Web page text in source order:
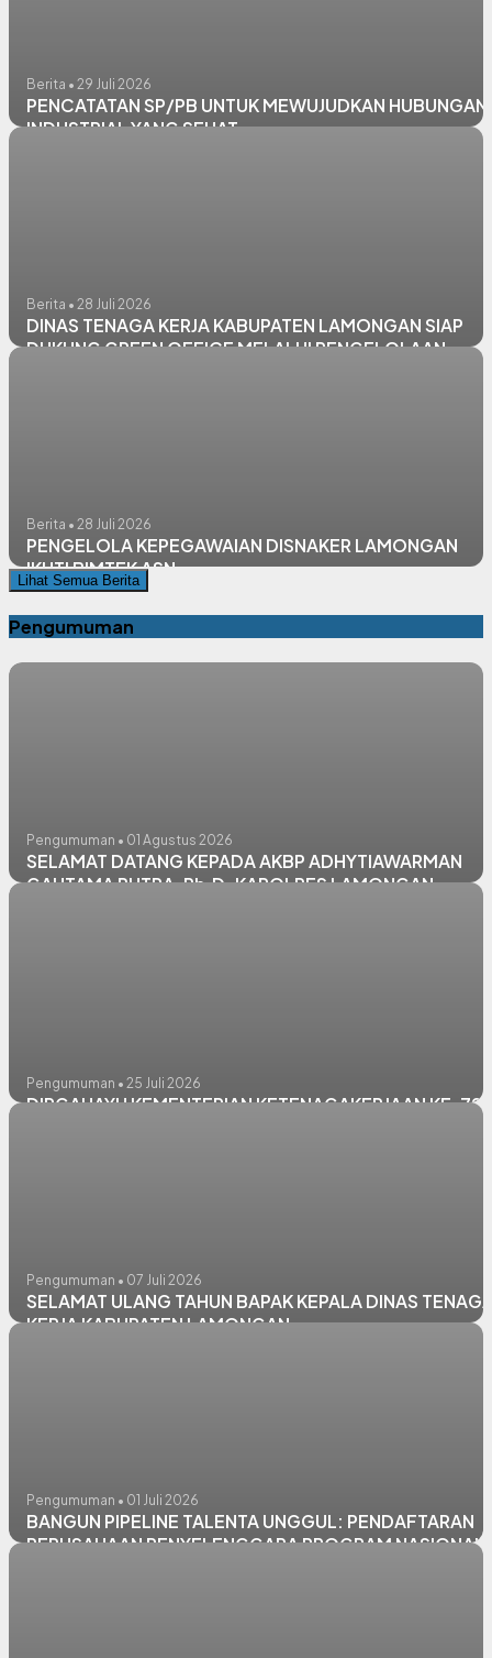
Berita • 29 Juli 2026
PENCATATAN SP/PB UNTUK MEWUJUDKAN HUBUNGAN
INDUSTRIAL YANG SEHAT
Berita • 28 Juli 2026
DINAS TENAGA KERJA KABUPATEN LAMONGAN SIAP
DUKUNG GREEN OFFICE MELALUI PENGELOLAAN
Berita • 28 Juli 2026
PENGELOLA KEPEGAWAIAN DISNAKER LAMONGAN
IKUTI BIMTEK ASN
Lihat Semua Berita
Pengumuman
Pengumuman • 01 Agustus 2026
SELAMAT DATANG KEPADA AKBP ADHYTIAWARMAN
GAUTAMA PUTRA, Ph.D. KAPOLRES LAMONGAN
Pengumuman • 25 Juli 2026
DIRGAHAYU KEMENTERIAN KETENAGAKERJAAN KE-79
Pengumuman • 07 Juli 2026
SELAMAT ULANG TAHUN BAPAK KEPALA DINAS
KERJA KABUPATEN LAMONGAN
Pengumuman • 01 Juli 2026
BANGUN PIPELINE TALENTA UNGGUL: PENDAFTARAN
PERUSAHAAN PENYELENGGARA PROGRAM NASIONAL